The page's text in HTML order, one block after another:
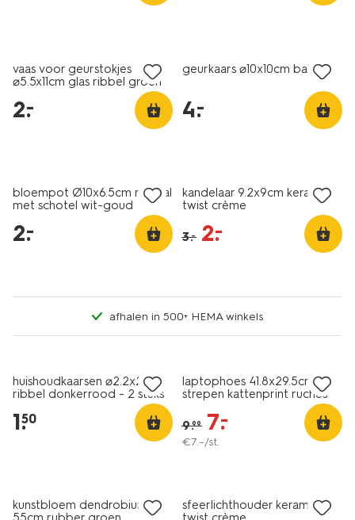
vaas voor geurstokjes
⌀5.5x11cm glas ribbel groen
2.
–
geurkaars ⌀10x10cm balans
4.
–
bloempot Ø10x6.5cm metaal
met schotel wit-goud
2.
–
kandelaar 9.2x9cm keramiek
twist crème
3.– 2.
–
afhalen in 500+ HEMA winkels
huishoudkaarsen ⌀2.2x25cm
ribbel donkerrood - 2 stuks
1.
50
laptophoes 41.8x29.5cm
strepen kattenprint ruches
9.99 7.
–
€7.–/st.
kunstbloem dendrobium
sfeerlichthouder keramiek